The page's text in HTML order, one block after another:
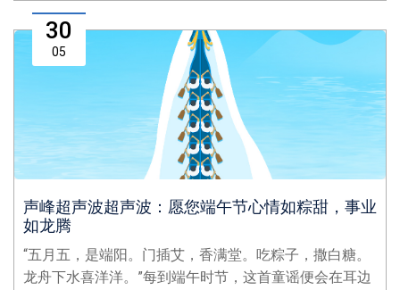
30
05
声峰超声波超声波：愿您端午节心情如粽甜，事业
如龙腾
“五月五，是端阳。门插艾，香满堂。吃粽子，撒白糖。
龙舟下水喜洋洋。”每到端午时节，这首童谣便会在耳边